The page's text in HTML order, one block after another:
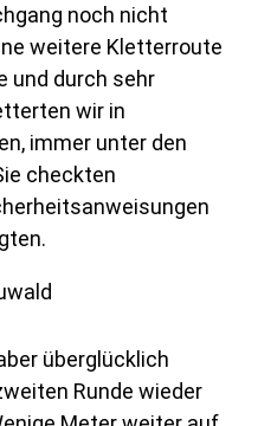
noch nicht
weitere Kletterroute
und durch sehr
wir in
immer unter den
checkten
überglücklich
Runde wieder